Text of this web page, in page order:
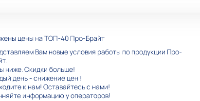
цены на ТОП-40 Про-Брайт
Вам новые условия работы по продукции Про-
ниже. Скидки больше!
день - снижение цен !
к нам! Оставайтесь с нами!
информацию у операторов!